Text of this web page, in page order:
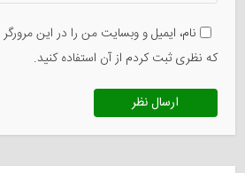
نام، ایمیل و وبسایت من را در این
که نظری ثبت کردم از آن استفاده کنید.